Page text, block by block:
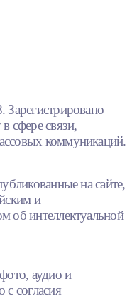
сфере связи,
коммуникаций.
на сайте,
и
об интеллектуальной
аудио и
согласия